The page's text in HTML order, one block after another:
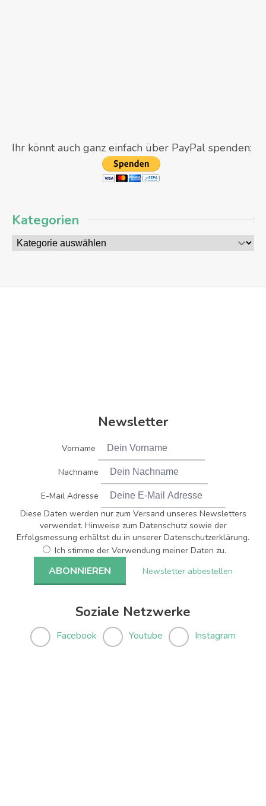
Ihr könnt auch ganz einfach über PayPal spenden:
Kategorien
Newsletter
Vorname
Nachname
E-Mail Adresse
Diese Daten werden nur zum Versand unseres Newsletters
verwendet. Hinweise zum Datenschutz sowie der
Erfolgsmessung erhältst du in unserer Datenschutzerklärung.
Ich stimme der Verwendung meiner Daten zu.
Newsletter abbestellen
Soziale Netzwerke
Facebook Youtube Instagram